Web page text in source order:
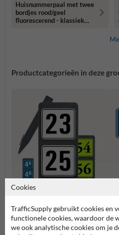
Huisnummerpaal met twee
bordjes rood/geel
fluorescerend - klassiek
Productcategorieën in deze
Cookies
TrafficSupply gebruikt cookies en
functionele cookies, waardoor de
we ook analytische cookies om je